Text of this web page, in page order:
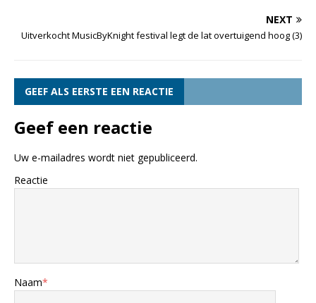
NEXT
Uitverkocht MusicByKnight festival legt de lat overtuigend hoog (3)
GEEF ALS EERSTE EEN REACTIE
Geef een reactie
Uw e-mailadres wordt niet gepubliceerd.
Reactie
Naam*